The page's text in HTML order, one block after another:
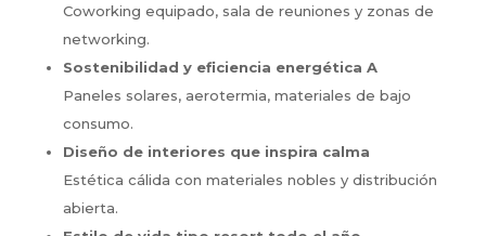
Coworking equipado, sala de reuniones y zonas de
networking.
Sostenibilidad y eficiencia energética A
Paneles solares, aerotermia, materiales de bajo
consumo.
Diseño de interiores que inspira calma
Estética cálida con materiales nobles y distribución
abierta.